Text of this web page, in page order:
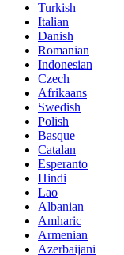
Turkish
Italian
Danish
Romanian
Indonesian
Czech
Afrikaans
Swedish
Polish
Basque
Catalan
Esperanto
Hindi
Lao
Albanian
Amharic
Armenian
Azerbaijani